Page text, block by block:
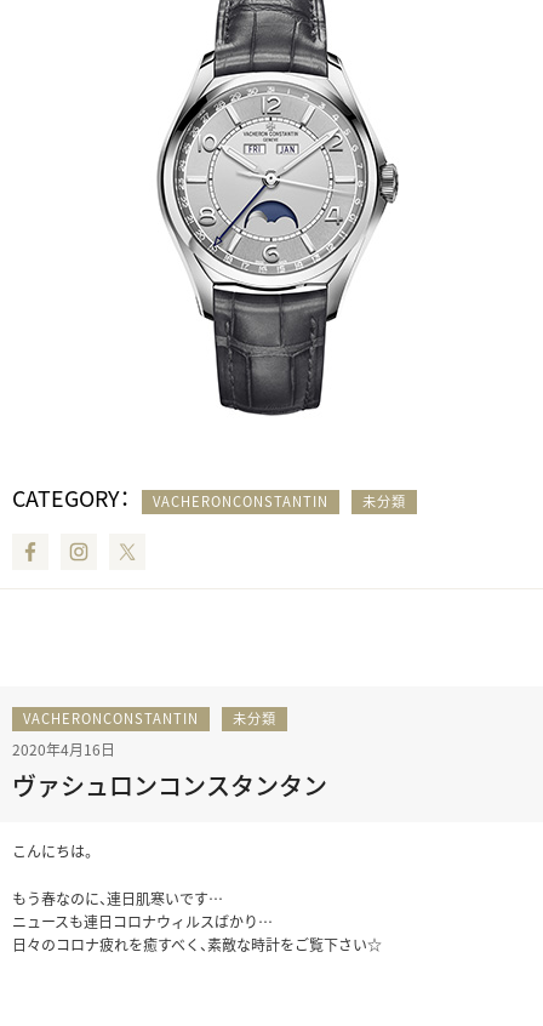
CATEGORY： VACHERONCONSTANTIN 未分類
FacebookInstagram
VACHERONCONSTANTIN 未分類
2020年4月16日
ヴァシュロンコンスタンタン
こんにちは。
もう春なのに、連日肌寒いです…
ニュースも連日コロナウィルスばかり…
日々のコロナ疲れを癒すべく、素敵な時計をご覧下さい☆